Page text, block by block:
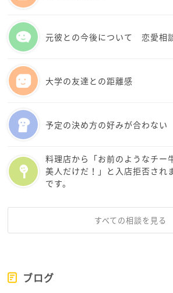
今後も様々な課題が出てくると思い
にしっかり向き合っていきます。
ありがとうございました。
元彼との今後について 恋愛相
大学の友達との距離感
予定の決め方の好みが合わない
料理店から「お前のようなチー
美人だけだ！」と入店拒否され
です。
すべての相談を見る
ブログ